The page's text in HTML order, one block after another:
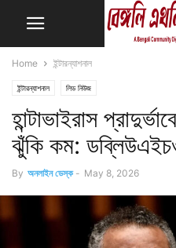
Home ইন্টারন্যাশনাল
ইন্টারন্যাশনাল লিড নিউজ
হান্টাভাইরাস
ঝুঁকি কম:
By অনলাইন ডেস্ক - May 8, 2026